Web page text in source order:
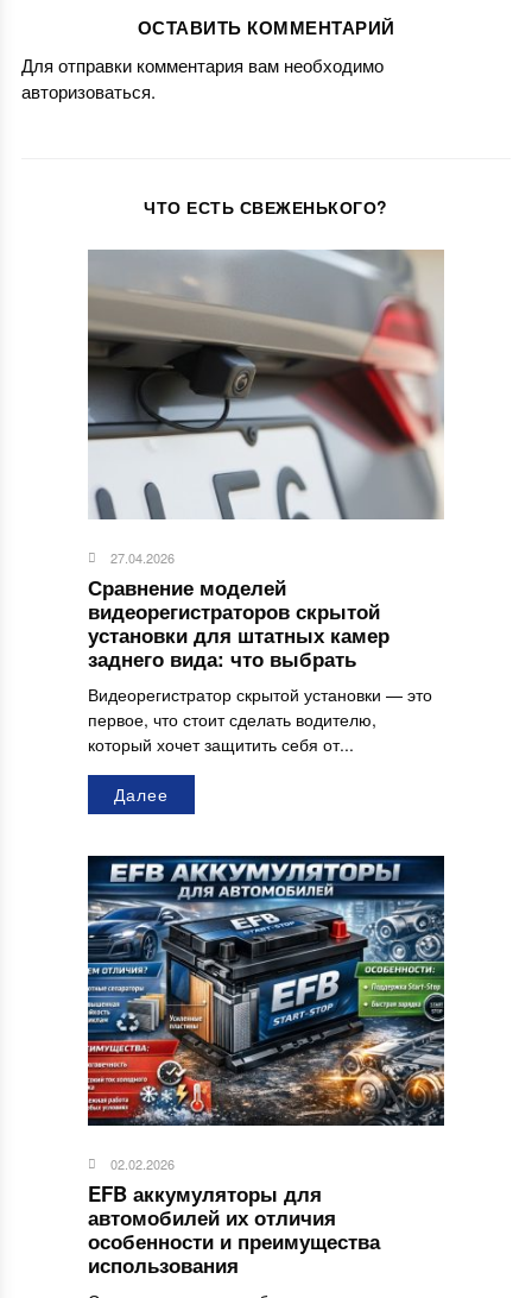
ОСТАВИТЬ КОММЕНТАРИЙ
Для отправки комментария вам необходимо
авторизоваться.
ЧТО ЕСТЬ СВЕЖЕНЬКОГО?
27.04.2026
Сравнение моделей
видеорегистраторов скрытой
установки для штатных камер
заднего вида: что выбрать
Видеорегистратор скрытой установки — это
первое, что стоит сделать водителю,
который хочет защитить себя от...
Далее
02.02.2026
EFB аккумуляторы для
автомобилей их отличия
особенности и преимущества
использования